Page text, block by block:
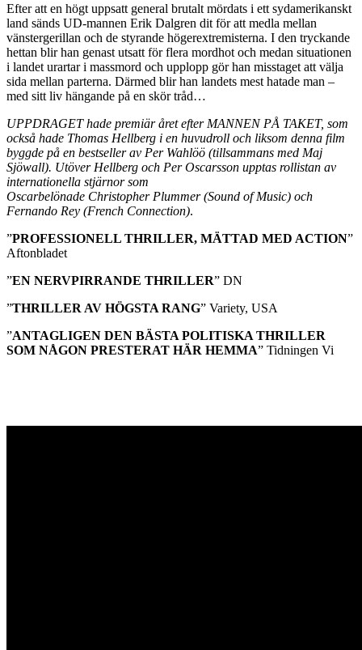
Efter att en högt uppsatt general brutalt mördats i ett sydamerikanskt
land sänds UD-mannen Erik Dalgren dit för att medla mellan
vänstergerillan och de styrande högerextremisterna. I den tryckande
hettan blir han genast utsatt för flera mordhot och medan situationen
i landet urartar i massmord och upplopp gör han misstaget att välja
sida mellan parterna. Därmed blir han landets mest hatade man –
med sitt liv hängande på en skör tråd…
UPPDRAGET hade premiär året efter MANNEN PÅ TAKET, som
också hade Thomas Hellberg i en huvudroll och liksom denna film
byggde på en bestseller av Per Wahlöö (tillsammans med Maj
Sjöwall). Utöver Hellberg och Per Oscarsson upptas rollistan av
internationella stjärnor som
Oscarbelönade Christopher Plummer (Sound of Music) och
Fernando Rey (French Connection).
”PROFESSIONELL THRILLER, MÄTTAD MED ACTION”
Aftonbladet
”EN NERVPIRRANDE THRILLER” DN
”THRILLER AV HÖGSTA RANG” Variety, USA
”ANTAGLIGEN DEN BÄSTA POLITISKA THRILLER
SOM NÅGON PRESTERAT HÄR HEMMA” Tidningen Vi